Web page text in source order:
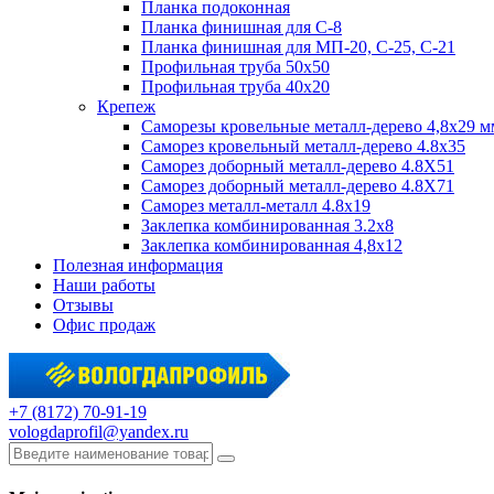
Планка подоконная
Планка финишная для С-8
Планка финишная для МП-20, С-25, С-21
Профильная труба 50x50
Профильная труба 40x20
Крепеж
Саморезы кровельные металл-дерево 4,8х29
Саморез кровельный металл-дерево 4.8x35
Саморез доборный металл-дерево 4.8X51
Саморез доборный металл-дерево 4.8X71
Саморез металл-металл 4.8x19
Заклепка комбинированная 3.2x8
Заклепка комбинированная 4,8x12
Полезная информация
Наши работы
Отзывы
Офис продаж
+7 (8172) 70-91-19
vologdaprofil@yandex.ru